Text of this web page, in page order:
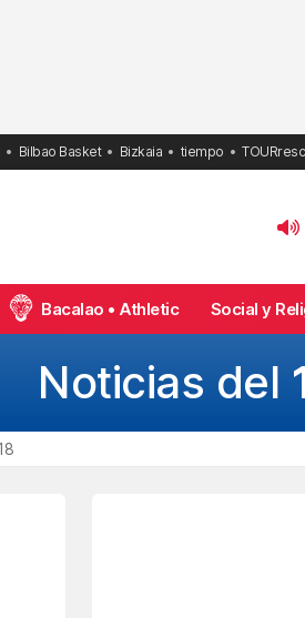
Bilbao Basket Bizkaia tiempo
Bacalao • Athletic Social y
Noticias del